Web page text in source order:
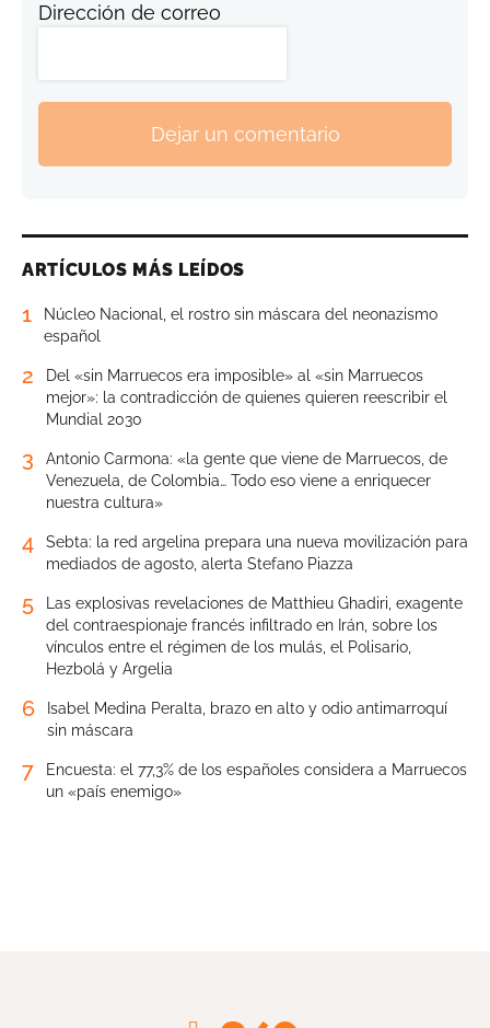
Dirección de correo
Dejar un comentario
ARTÍCULOS MÁS LEÍDOS
1
Núcleo Nacional, el rostro sin máscara del neonazismo
español
2
Del «sin Marruecos era imposible» al «sin Marruecos
mejor»: la contradicción de quienes quieren reescribir el
Mundial 2030
3
Antonio Carmona: «la gente que viene de Marruecos, de
Venezuela, de Colombia… Todo eso viene a enriquecer
nuestra cultura»
4
Sebta: la red argelina prepara una nueva movilización para
mediados de agosto, alerta Stefano Piazza
5
Las explosivas revelaciones de Matthieu Ghadiri, exagente
del contraespionaje francés infiltrado en Irán, sobre los
vínculos entre el régimen de los mulás, el Polisario,
Hezbolá y Argelia
6
Isabel Medina Peralta, brazo en alto y odio antimarroquí
sin máscara
7
Encuesta: el 77,3% de los españoles considera a Marruecos
un «país enemigo»